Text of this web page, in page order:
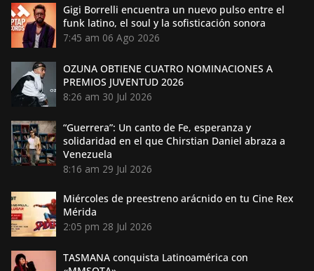
Gigi Borrelli encuentra un nuevo pulso entre el
funk latino, el soul y la sofisticación sonora
7:45 am 06 Ago 2026
OZUNA OBTIENE CUATRO NOMINACIONES A
PREMIOS JUVENTUD 2026
8:26 am 30 Jul 2026
“Guerrera”: Un canto de Fe, esperanza y
solidaridad en el que Chirstian Daniel abraza a
Venezuela
8:16 am 29 Jul 2026
Miércoles de preestreno arácnido en tu Cine Rex
Mérida
2:05 pm 28 Jul 2026
TASMANA conquista Latinoamérica con